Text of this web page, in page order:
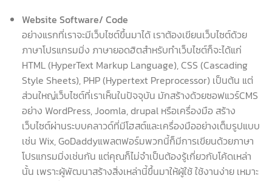
Website Software/ Code
อย่างแรกที่เราจะมีเว็บไซต์ขึ้นมาได้ เราต้องเขียนเว็บไซต์ด้วย
ภาษาโปรแกรมมิ่ง ภาษายอดฮิตสำหรับทำเว็บไซต์ก็จะได้แก่
HTML (HyperText Markup Language), CSS (Cascading
Style Sheets), PHP (Hypertext Preprocessor) เป็นต้น แต่
ส่วนใหญ่เว็บไซต์ที่เราเห็นในปัจจุบัน มักสร้างด้วยซอฟแวร์CMS
อย่าง WordPress, Joomla, drupal หรือเครื่องมือ สร้าง
เว็บไซต์ผ่านระบบคลาวด์ที่มีโฮสต์และเครื่องมืออย่างเต็มรูปแบบ
เช่น Wix, GoDaddyแพลตฟอร์มพวกนี้ก็มีการเขียนด้วยภาษา
โปรแกรมมิ่งเช่นกัน แต่คุณก็ไม่จำเป็นต้องรู้เกี่ยวกับโค้ดเหล่า
นั้น เพราะผู้พัฒนาสร้างสิ่งเหล่านี้ขึ้นมาให้ผู้ใช้ ใช้งานง่าย เหมาะ